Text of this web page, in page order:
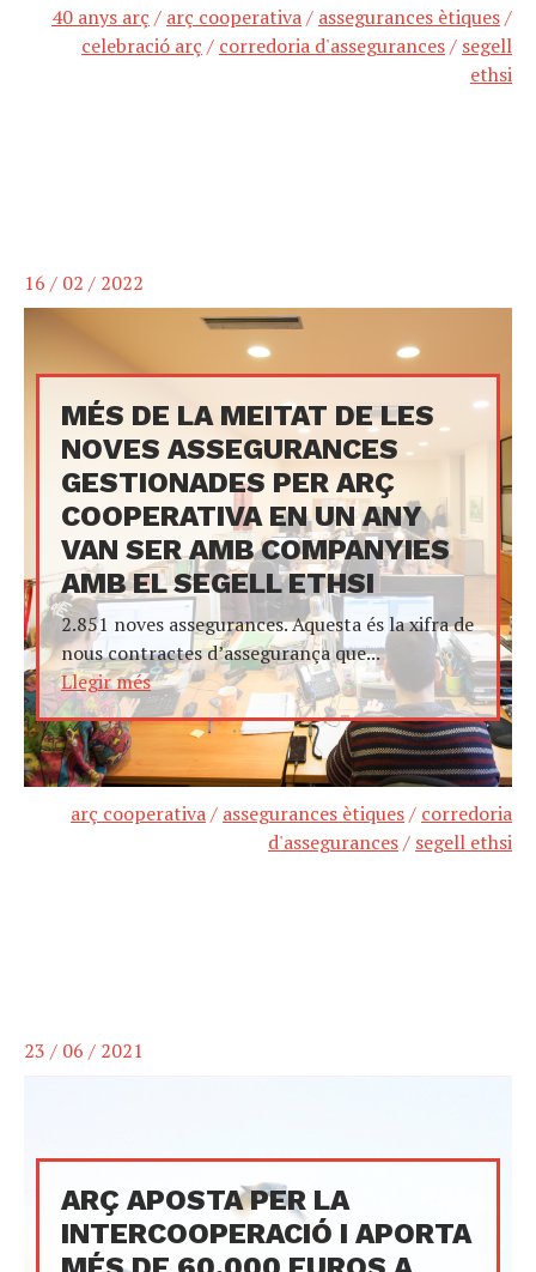
40 anys arç / arç cooperativa/ assegurances ètiques/
celebració arç / corredoria d'assegurances/ segell
ethsi
16 / 02 / 2022
MÉS DE LA MEITAT DE LES
NOVES ASSEGURANCES
GESTIONADES PER ARÇ
COOPERATIVA EN UN ANY
VAN SER AMB COMPANYIES
AMB EL SEGELL ETHSI
2.851 noves assegurances. Aquesta és la xifra de
nous contractes d’assegurança que...
Llegir més
arç cooperativa/ assegurances ètiques/ corredoria
d'assegurances/ segell ethsi
23 / 06 / 2021
ARÇ APOSTA PER LA
INTERCOOPERACIÓ I APORTA